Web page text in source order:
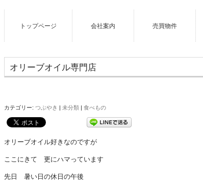
トップページ 会社案内 売買物件
オリーブオイル専門店
カテゴリー: つぶやき | 未分類 | 食べもの
オリーブオイル好きなのですが
ここにきて 更にハマっています
先日 暑い日の休日の午後